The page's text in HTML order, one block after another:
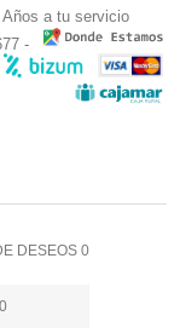
Años a tu servicio
-
DESEOS 0
0